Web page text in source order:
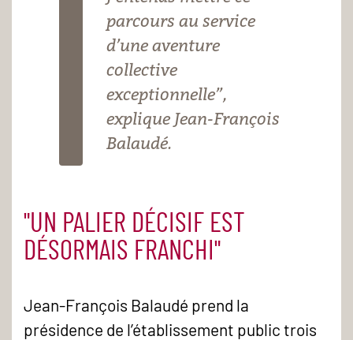
parcours au service
d’une aventure
collective
exceptionnelle”,
explique Jean-François
Balaudé.
"UN PALIER DÉCISIF EST
DÉSORMAIS FRANCHI"
Jean-François Balaudé prend la
présidence de l’établissement public trois